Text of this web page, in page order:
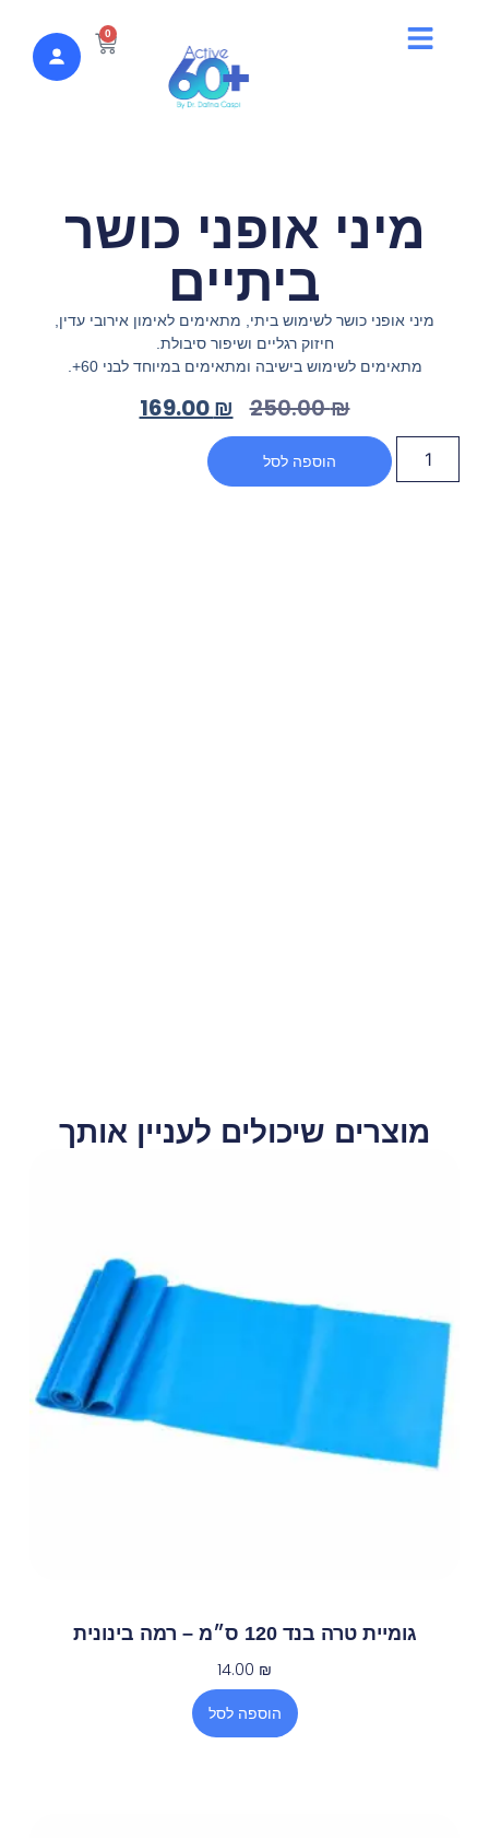
0
מיני אופני כושר
ביתיים
מיני אופני כושר לשימוש ביתי, מתאימים לאימון אירובי עדין,
חיזוק רגליים ושיפור סיבולת.
מתאימים לשימוש בישיבה ומתאימים במיוחד לבני 60+.
250.00₪
169.00₪
הוספה לסל
מוצרים שיכולים לעניין אותך
גומיית טרה בנד 120 ס״מ – רמה בינונית
14.00 ₪
הוספה לסל